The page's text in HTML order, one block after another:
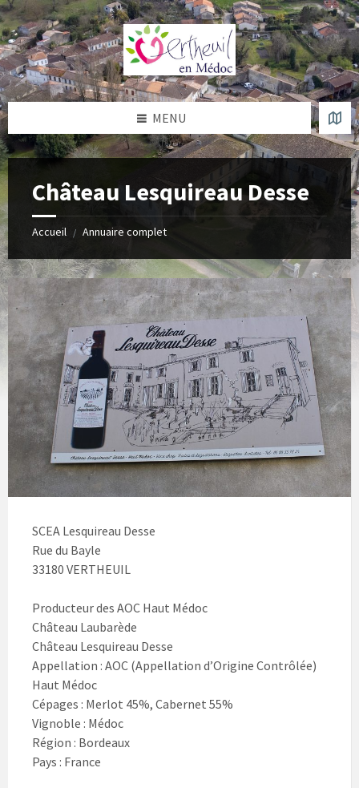
Skip
to
content
Skip
to
left
sidebar
Skip
to
footer
MENU
Château Lesquireau Desse
Accueil / Annuaire complet
SCEA Lesquireau Desse
Rue du Bayle
33180 VERTHEUIL
Producteur des AOC Haut Médoc
Château Laubarède
Château Lesquireau Desse
Appellation : AOC (Appellation d’Origine Contrôlée)
Haut Médoc
Cépages : Merlot 45%, Cabernet 55%
Vignoble : Médoc
Région : Bordeaux
Pays : France